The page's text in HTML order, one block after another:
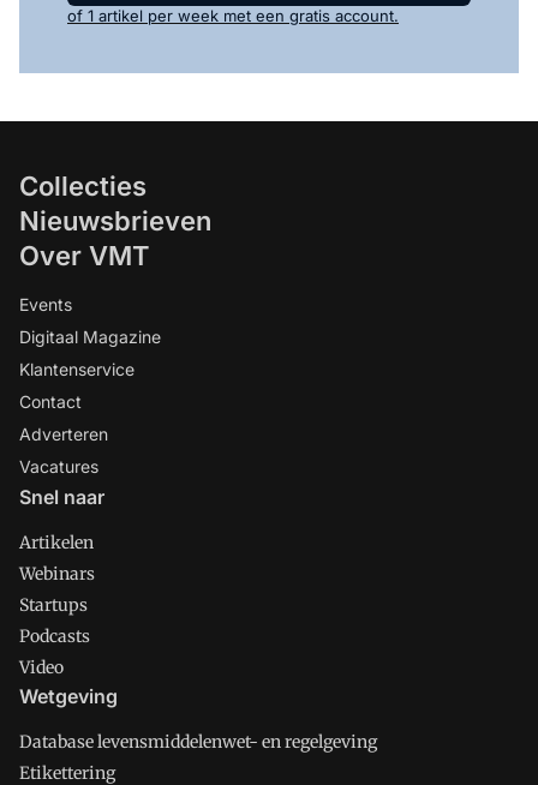
of 1 artikel per week met een gratis account.
Collecties
Nieuwsbrieven
Over VMT
Events
Digitaal Magazine
Klantenservice
Contact
Adverteren
Vacatures
Snel naar
Artikelen
Webinars
Startups
Podcasts
Video
Wetgeving
Database levensmiddelenwet- en regelgeving
Etikettering